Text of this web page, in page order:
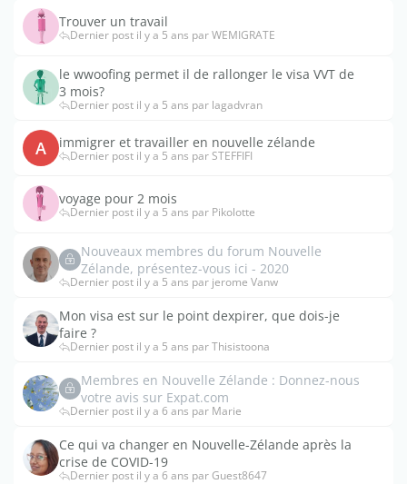
Trouver un travail
Dernier post il y a 5 ans par WEMIGRATE
le wwoofing permet il de rallonger le visa VVT de
3 mois?
Dernier post il y a 5 ans par lagadvran
A immigrer et travailler en nouvelle zélande
Dernier post il y a 5 ans par STEFFIFI
voyage pour 2 mois
Dernier post il y a 5 ans par Pikolotte
Nouveaux membres du forum Nouvelle
Zélande, présentez-vous ici - 2020
Dernier post il y a 5 ans par jerome Vanw
Mon visa est sur le point dexpirer, que dois-je
faire ?
Dernier post il y a 5 ans par Thisistoona
Membres en Nouvelle Zélande : Donnez-nous
votre avis sur Expat.com
Dernier post il y a 6 ans par Marie
Ce qui va changer en Nouvelle-Zélande après la
crise de COVID-19
Dernier post il y a 6 ans par Guest8647